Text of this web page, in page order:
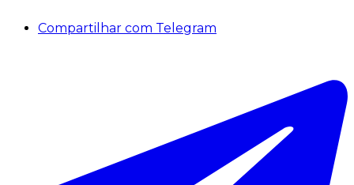
Compartilhar com Telegram